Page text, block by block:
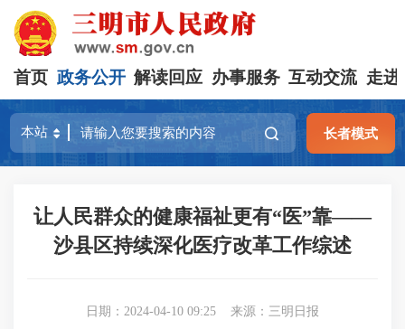
首页 政务公开 解读回应 办事服务 互动交流 走进
长者模式
让人民群众的健康福祉更有“医”靠——
沙县区持续深化医疗改革工作综述
日期：2024-04-10 09:25 来源：三明日报